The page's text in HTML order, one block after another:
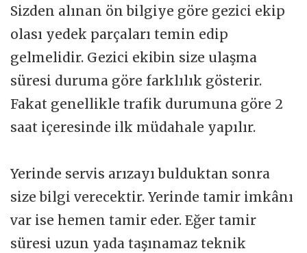
Sizden alınan ön bilgiye göre gezici ekip
olası yedek parçaları temin edip
gelmelidir. Gezici ekibin size ulaşma
süresi duruma göre farklılık gösterir.
Fakat genellikle trafik durumuna göre 2
saat içeresinde ilk müdahale yapılır.
Yerinde servis arızayı bulduktan sonra
size bilgi verecektir. Yerinde tamir imkânı
var ise hemen tamir eder. Eğer tamir
süresi uzun yada taşınamaz teknik